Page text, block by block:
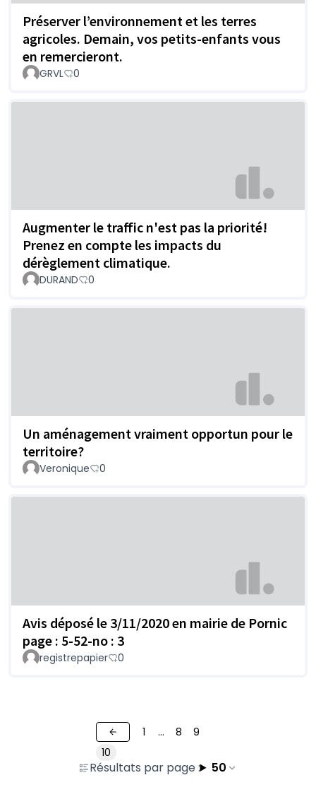
Préserver l’environnement et les terres
agricoles. Demain, vos petits-enfants vous
en remercieront.
GRVL 0
Augmenter le traffic n'est pas la priorité!
Prenez en compte les impacts du
dérèglement climatique.
DURAND 0
Un aménagement vraiment opportun pour le
territoire?
Veronique 0
Avis déposé le 3/11/2020 en mairie de Pornic
page : 5-52-no : 3
registrepapier 0
Résultats par page : 50
1 … 8
9
10